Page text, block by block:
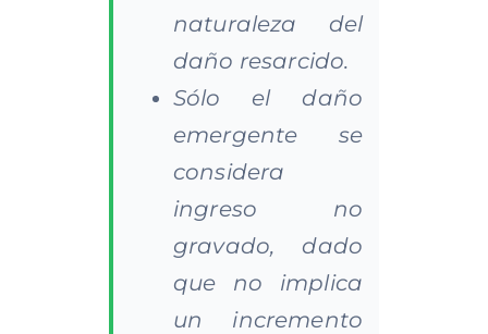
naturaleza del
daño resarcido.
Sólo el daño
emergente se
considera
ingreso no
gravado, dado
que no implica
un incremento